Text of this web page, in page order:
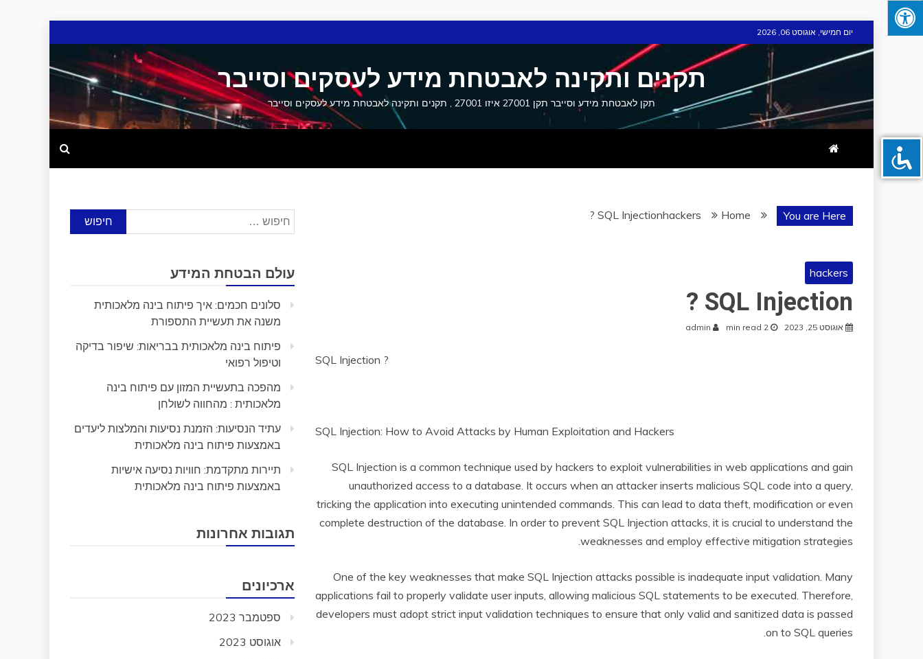
to
content
יום חמישי, אוגוסט 06, 2026
תקנים ותקינה לאבטחת מידע לעסקים וסייבר
תקן לאבטחת מידע וסייבר תקן 27001 איזו 27001 , תקנים ותקינה לאבטחת מידע לעסקים וסייבר
You are Here
Home
hackers
SQL Injection ?
hackers
SQL Injection ?
אוגוסט 25, 2023 2 min read
admin
SQL Injection ?
SQL Injection: How to Avoid Attacks by Human Exploitation and Hackers
SQL Injection is a common technique used by hackers to exploit vulnerabilities in web applications and gain
unauthorized access to a database. It occurs when an attacker inserts malicious SQL code into a query,
tricking the application into executing unintended commands. This can lead to data theft, modification or even
complete destruction of the database. In order to prevent SQL Injection attacks, it is crucial to understand the
weaknesses and employ effective mitigation strategies.
One of the key weaknesses that make SQL Injection attacks possible is inadequate input validation. Many
applications fail to properly validate user inputs, allowing malicious SQL statements to be executed. Therefore,
developers must adopt strict input validation techniques to ensure that only valid and sanitized data is passed
on to SQL queries.
חיפוש:
עולם הבטחת המידע
סלונים חכמים: איך פיתוח בינה מלאכותית
משנה את תעשיית התספורת
פיתוח בינה מלאכותית בבריאות: שיפור בדיקה
וטיפול רפואי
מהפכה בתעשיית המזון עם פיתוח בינה
מלאכותית : מהחווה לשולחן
עתיד הנסיעות: הזמנת נסיעות והמלצות ליעדים
באמצעות פיתוח בינה מלאכותית
תיירות מתקדמת: חוויות נסיעה אישיות
באמצעות פיתוח בינה מלאכותית
תגובות אחרונות
ארכיונים
ספטמבר 2023
אוגוסט 2023